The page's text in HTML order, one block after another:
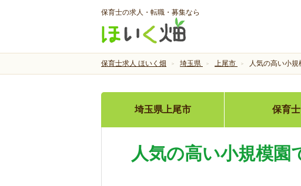
保育士の求人・転職・募集なら
保育士求人 ほいく畑 埼玉県 上尾市 人気の高い小規
埼玉県上尾市 保育士
人気の高い小規模園